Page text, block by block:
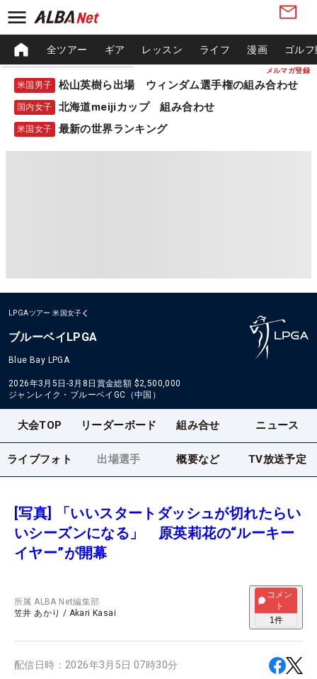
メルマガ登録
全ツアー ギア レッスン ライフ 漫画 ゴル
米国男子 松山英樹ら出場 ウィンダム選手権の組み合わせ
国内女子 北海道meijiカップ 組み合わせ
米国女子 最新の世界ランキング
LPGAツアー 米国女子
ブルーベイLPGA
Blue Bay LPGA
2026年3月5日-3月8日 賞金総額 $2,500,000
ジャンレイク・ブルーベイGC（中国）
大会TOP リーダーボード 組み合せ ニュース
ライブフォト 出場選手 概要など TV放送予定
[写真] 「いいスタートダッシュが切れたらい
いシーズンになる」 原英莉花の“ルーキー
イヤー”が開幕
所属ALBA Net編集部
笠井 あかり / Akari Kasai
コメン
ト
1件
配信日時： 2026年3月5日 07時30分